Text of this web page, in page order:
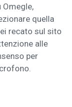
Omegle,
quella
recato sul sito
alle
per